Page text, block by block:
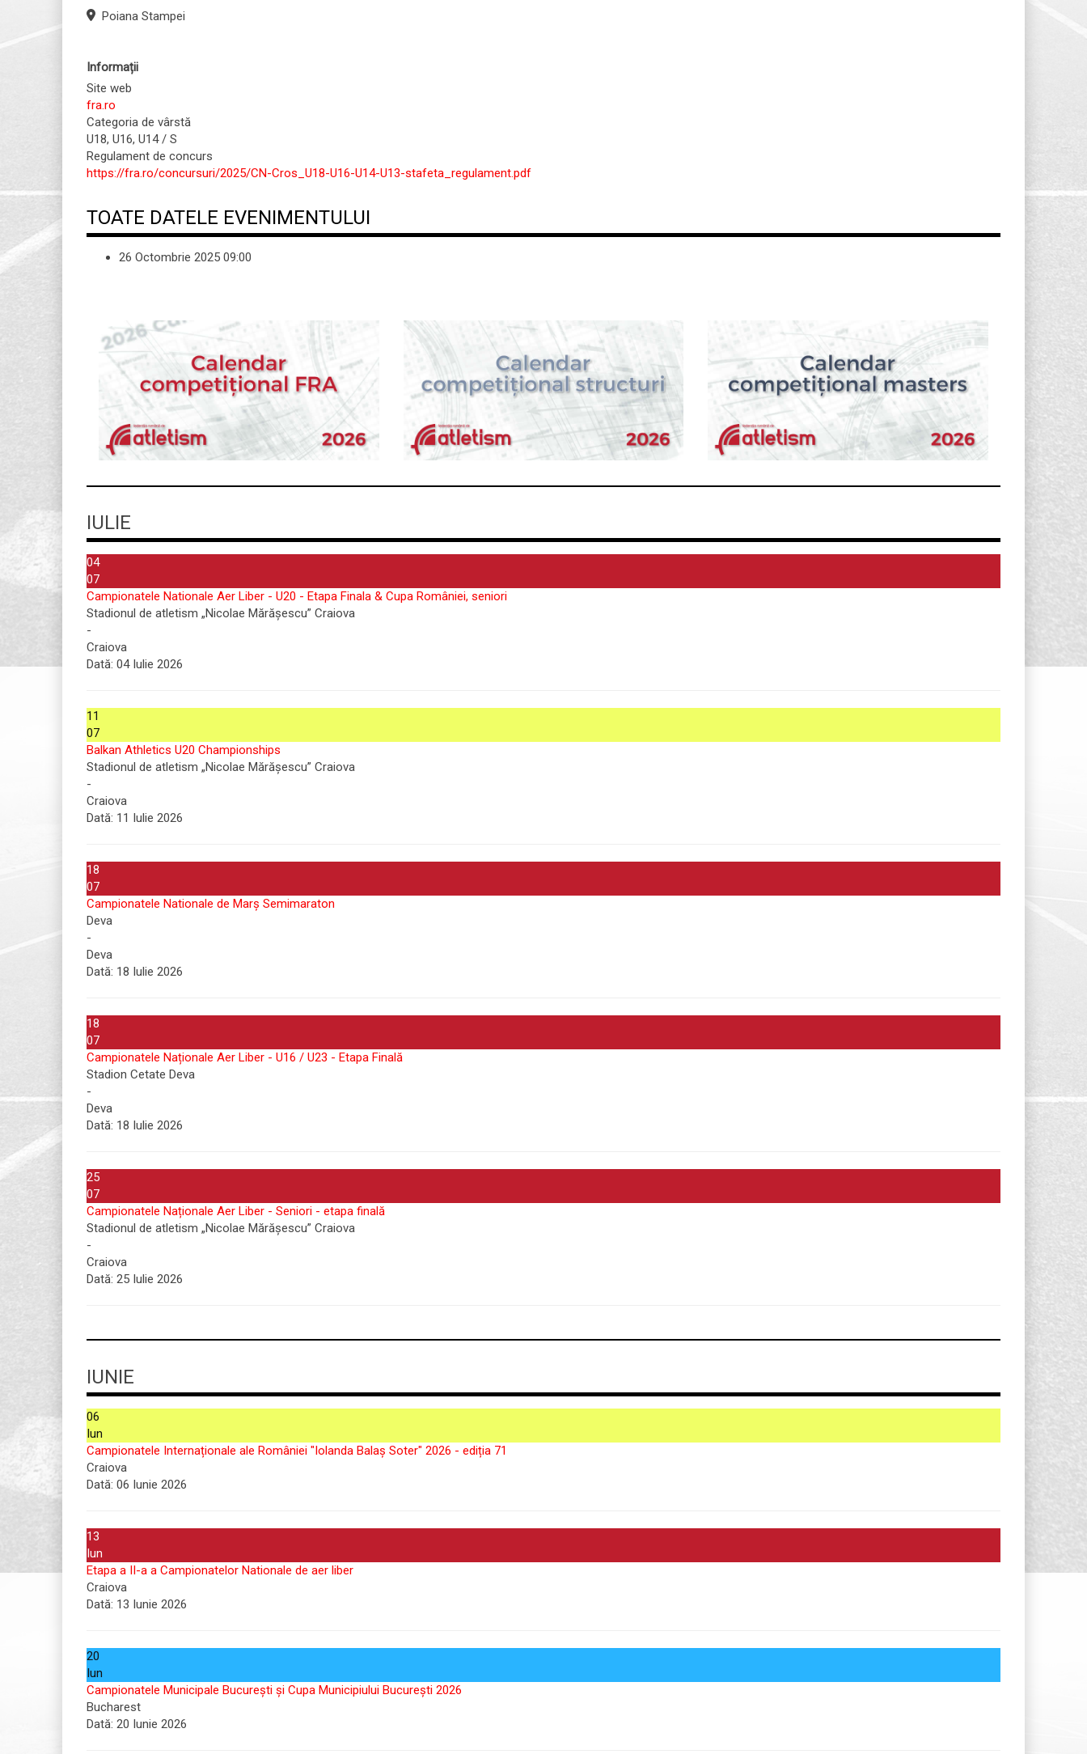
Poiana Stampei
Informații
Site web
fra.ro
Categoria de vârstă
U18, U16, U14 / S
Regulament de concurs
https://fra.ro/concursuri/2025/CN-Cros_U18-U16-U14-U13-stafeta_regulament.pdf
TOATE DATELE EVENIMENTULUI
26 Octombrie 2025 09:00
IULIE
04
07
Campionatele Nationale Aer Liber - U20 - Etapa Finala & Cupa României, seniori
Stadionul de atletism „Nicolae Mărășescu” Craiova
-
Craiova
Dată: 04 Iulie 2026
11
07
Balkan Athletics U20 Championships
Stadionul de atletism „Nicolae Mărășescu” Craiova
-
Craiova
Dată: 11 Iulie 2026
18
07
Campionatele Nationale de Marș Semimaraton
Deva
-
Deva
Dată: 18 Iulie 2026
18
07
Campionatele Naționale Aer Liber - U16 / U23 - Etapa Finală
Stadion Cetate Deva
-
Deva
Dată: 18 Iulie 2026
25
07
Campionatele Naționale Aer Liber - Seniori - etapa finală
Stadionul de atletism „Nicolae Mărășescu” Craiova
-
Craiova
Dată: 25 Iulie 2026
IUNIE
06
Iun
Campionatele Internaționale ale României "Iolanda Balaș Soter" 2026 - ediția 71
Craiova
Dată: 06 Iunie 2026
13
Iun
Etapa a II-a a Campionatelor Nationale de aer liber
Craiova
Dată: 13 Iunie 2026
20
Iun
Campionatele Municipale București și Cupa Municipiului București 2026
Bucharest
Dată: 20 Iunie 2026